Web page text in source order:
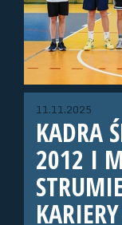
11.11.2025
KADRA
2012 I